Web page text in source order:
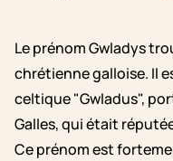
Le prénom Gwladys
chrétienne galloise. Il
celtique "Gwladus",
Galles, qui était
Ce prénom est